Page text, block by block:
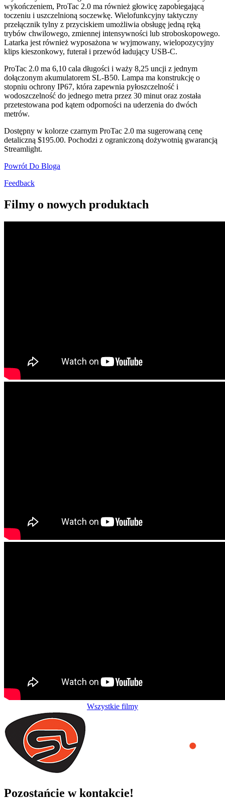
wykończeniem, ProTac 2.0 ma również głowicę zapobiegającą
toczeniu i uszczelnioną soczewkę. Wielofunkcyjny taktyczny
przełącznik tylny z przyciskiem umożliwia obsługę jedną ręką
trybów chwilowego, zmiennej intensywności lub stroboskopowego.
Latarka jest również wyposażona w wyjmowany, wielopozycyjny
klips kieszonkowy, futerał i przewód ładujący USB-C.
ProTac 2.0 ma 6,10 cala długości i waży 8,25 uncji z jednym
dołączonym akumulatorem SL-B50. Lampa ma konstrukcję o
stopniu ochrony IP67, która zapewnia pyłoszczelność i
wodoszczelność do jednego metra przez 30 minut oraz została
przetestowana pod kątem odporności na uderzenia do dwóch
metrów.
Dostępny w kolorze czarnym ProTac 2.0 ma sugerowaną cenę
detaliczną $195.00. Pochodzi z ograniczoną dożywotnią gwarancją
Streamlight.
Powrót Do Bloga
Feedback
Filmy o nowych produktach
Wszystkie filmy
Pozostańcie w kontakcie!